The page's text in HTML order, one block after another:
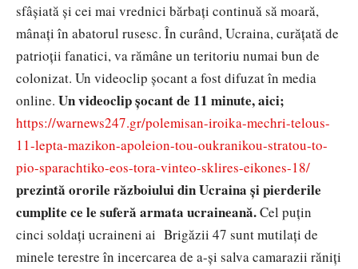
sfâșiată și cei mai vrednici bărbați continuă să moară,
mânați în abatorul rusesc. În curând, Ucraina, curățată de
patrioții fanatici, va rămâne un teritoriu numai bun de
colonizat. Un videoclip șocant a fost difuzat în media
online. Un videoclip șocant de 11 minute, aici;
https://warnews247.gr/polemisan-iroika-mechri-telous-
11-lepta-mazikon-apoleion-tou-oukranikou-stratou-to-
pio-sparachtiko-eos-tora-vinteo-sklires-eikones-18/
prezintă ororile războiului din Ucraina și pierderile
cumplite ce le suferă armata ucraineană.Cel puțin
cinci soldați ucraineni ai Brigăzii 47 sunt mutilați de
minele terestre în incercarea de a-și salva camarazii răniți